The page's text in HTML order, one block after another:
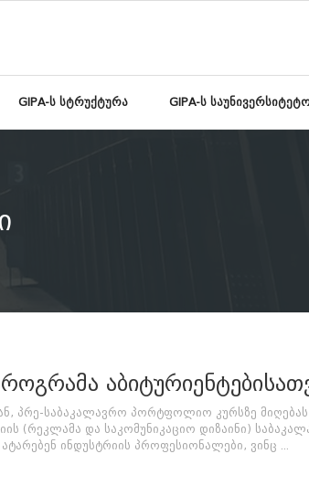
GIPA-ს სტრუქტურა GIPA-ს
პრე-საბაკალავრო პორტფოლიო კურსზე მიღებას
(რეკლამა და საკომუნიკაციო დიზაინი)
ინდუსტრიის პროფესიონალები, ვინც ...